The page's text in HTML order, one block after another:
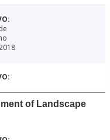
of Landscape